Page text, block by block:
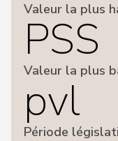
Valeur la plus
PSS
Valeur la plus
pvl
Période